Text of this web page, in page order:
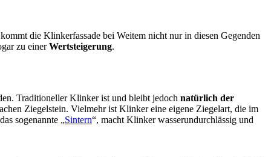
die Klinkerfassade bei Weitem nicht nur in diesen Gegenden
zu einerWertsteigerung.
Traditioneller Klinker ist und bleibt jedoch natürlich der
Ziegelstein. Vielmehr ist Klinker eine eigene Ziegelart, die im
sogenannte „Sintern“, macht Klinker wasserundurchlässig und